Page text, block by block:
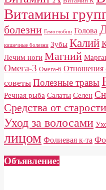
Витамины
болезни Гемоглобин Голова
кишечные болезни Зубы Калий
Лечим ноги Магний
Омега-3 Омега-6
советы Полезные травы
Речная рыба Салаты Селен
Средства от старости
Уход за волосами
лицом Фолиевая к-та
Объявление: